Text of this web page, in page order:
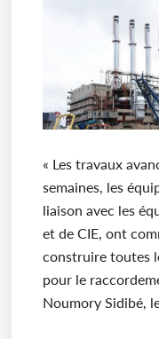
« Les travaux
semaines, les
liaison avec les
et de CIE, ont
construire toutes
pour le
Noumory Sidibé,